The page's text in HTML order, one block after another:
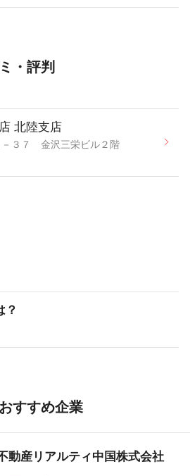
・評判
北陸支店
－３７ 金沢三栄ビル２階
？
すすめ企業
動産リアルティ中国株式会社